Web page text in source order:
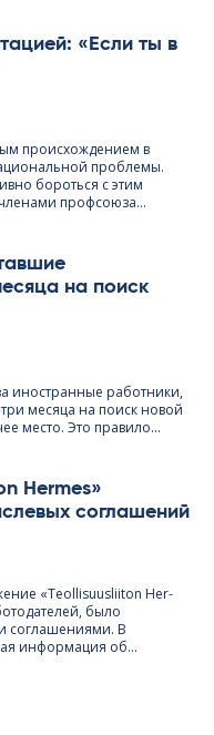
«Если ты в
происхождением в
проблемы.
бороться с этим
профсоюза...
на поиск
иностранные работники,
месяца на поиск новой
место. Это правило...
Her­mes»
соглашений
«Teol­li­suus­lii­ton Her­
было
соглашениями. В
информация об...